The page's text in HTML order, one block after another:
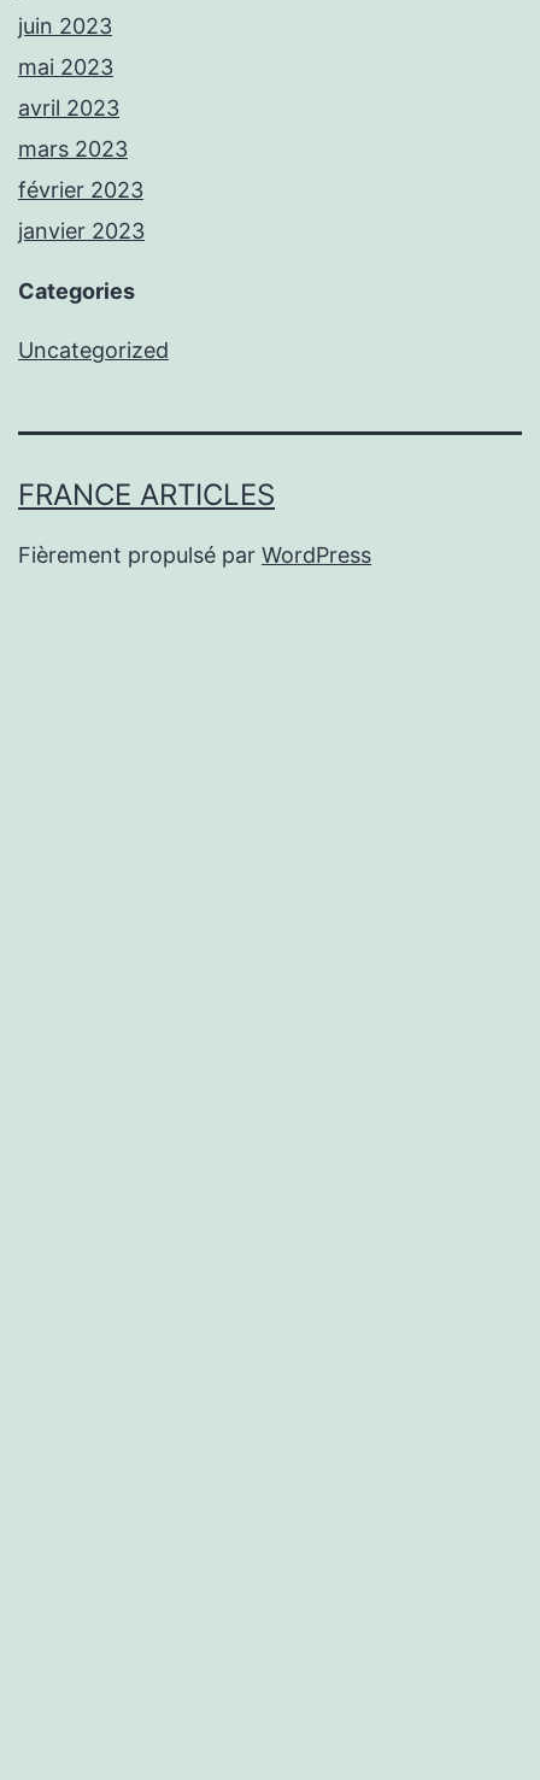
juin 2023
mai 2023
avril 2023
mars 2023
février 2023
janvier 2023
Categories
Uncategorized
FRANCE ARTICLES
Fièrement propulsé par WordPress